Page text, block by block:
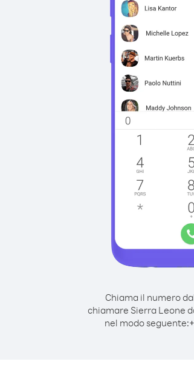
Chiama il numero
chiamare Sierra Leone
nel modo seguente:+